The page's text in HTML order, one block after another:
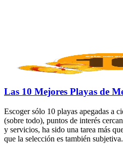
Las 10 Mejores Playas de
Escoger sólo 10 playas apegadas a
(sobre todo), puntos de interés
y servicios, ha sido una tarea más
que la selección es también subjetiva.